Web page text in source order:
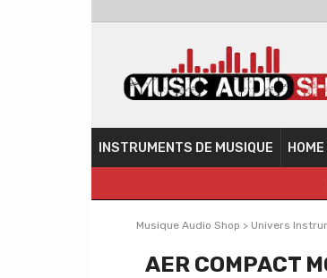
INSTRUMENTS DE MUSIQUE
Musique Audio Shop > Univers
AER COMPACT